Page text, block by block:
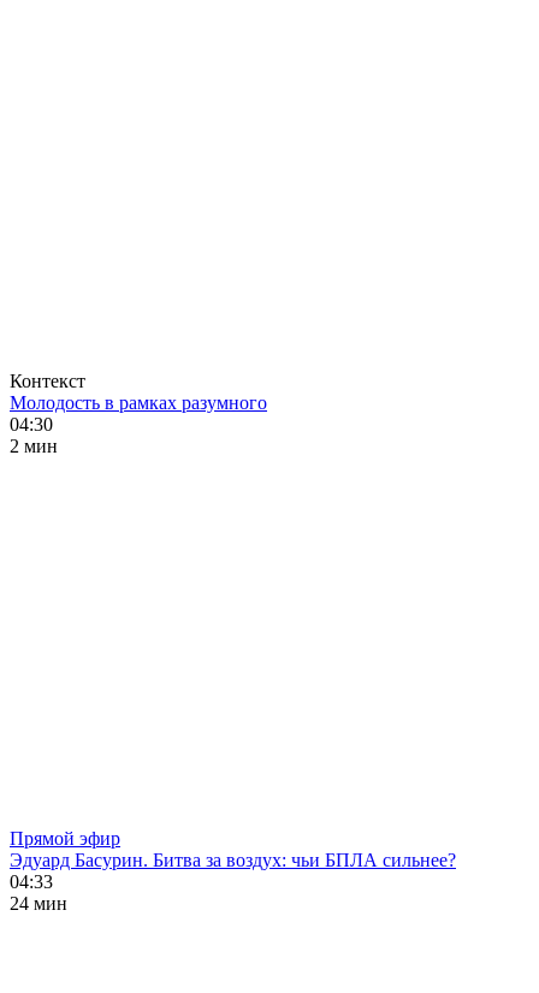
Контекст
Молодость в рамках разумного
04:30
2 мин
Прямой эфир
Эдуард Басурин. Битва за воздух: чьи БПЛА сильнее?
04:33
24 мин